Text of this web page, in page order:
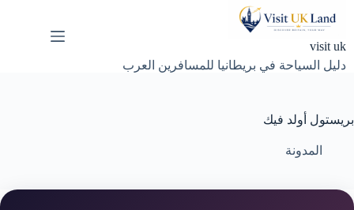
visit uk
دليل السياحة في بريطانيا للمسافرين العرب
بريستول أولد فيك
المدونة